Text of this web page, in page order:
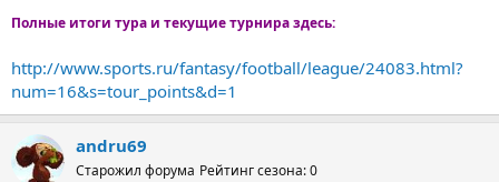
Полные итоги тура и текущие турнира здесь:
http://www.sports.ru/fantasy/football/league/24083.html?
num=16&s=tour_points&d=1
andru69
Старожил форума Рейтинг сезона: 0